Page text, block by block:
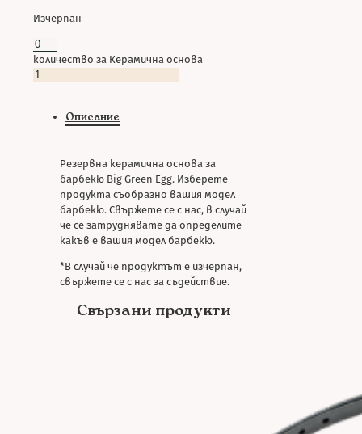
Изчерпан
количество за Керамична основа
Описание
Резервна керамична основа за
барбекю Big Green Egg. Изберете
продукта съобразно вашия модел
барбекю. Свържете се с нас, в случай
че се затруднявате да определите
какъв е вашия модел барбекю.
*В случай че продуктът е изчерпан,
свържете се с нас за съдействие.
Свързани продукти